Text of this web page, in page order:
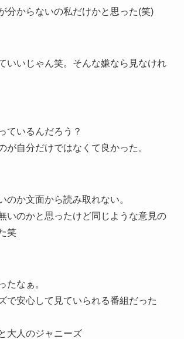
分からないの私だけかと思った(笑)
いいじゃん笑。そんな嫌なら見なけれ
ているんだろう？
が自分だけではなくて良かった。
のか文面から読み取れない。
いのかと思ったけど同じような意見の
笑
たなぁ。
で安心して見ていられる番組だった
大人のジャニーズ